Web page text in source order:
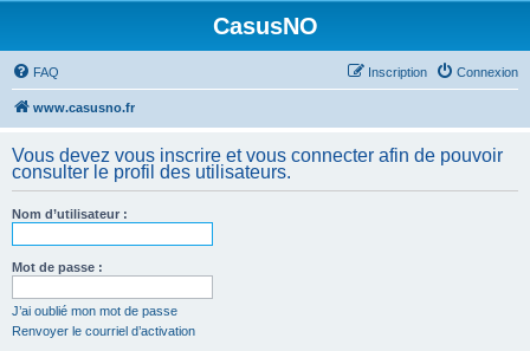
CasusNO
FAQ Connexion
Inscription
www.casusno.fr
Vous devez vous inscrire et vous connecter afin de pouvoir
consulter le profil des utilisateurs.
Nom d’utilisateur :
Mot de passe :
J’ai oublié mon mot de passe
Renvoyer le courriel d’activation